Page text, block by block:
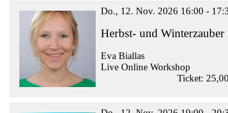
Do., 12. Nov. 2026 16:00 -
Herbst- und
Eva Biallas
Live Online Workshop
Ticket: